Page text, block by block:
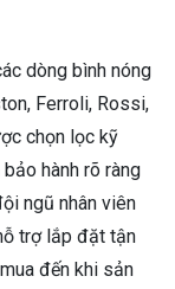
dòng bình nóng
Ferroli, Rossi,
chọn lọc kỹ
hành rõ ràng
ngũ nhân viên
trợ lắp đặt tận
đến khi sản